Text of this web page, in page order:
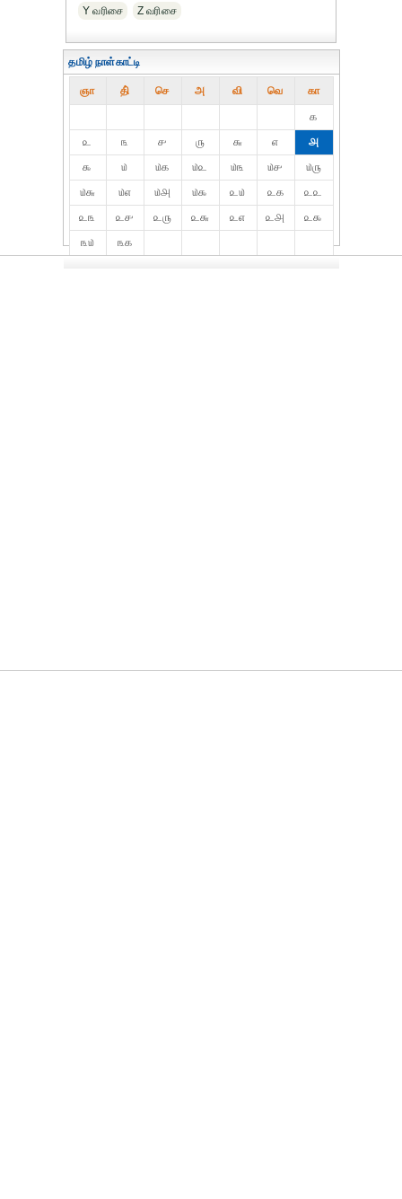
Y வரிசை Z வரிசை
தமிழ் நாள்காட்டி
ஞா தி் செ அ வி வெ கா
௧
௨
௩ ௪ ௫ ௬ ௭
௮
௯
௰ ௰௧ ௰௨ ௰௩ ௰௪
௰௫
௰௬
௰௭ ௰௮ ௰௯ ௨௰ ௨௧
௨௨
௨௩
௨௪ ௨௫ ௨௬ ௨௭ ௨௮
௨௯
௩௰
௩௧